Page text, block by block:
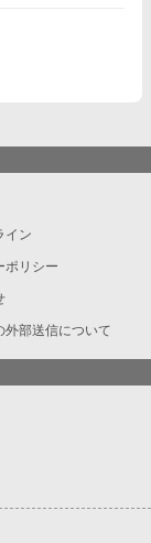
イン
ポリシー
外部送信について